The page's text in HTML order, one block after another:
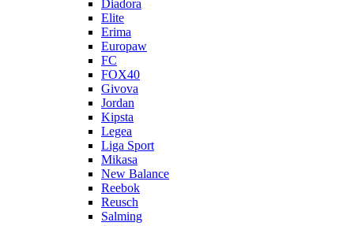
Diadora
Elite
Erima
Europaw
FC
FOX40
Givova
Jordan
Kipsta
Legea
Liga Sport
Mikasa
New Balance
Reebok
Reusch
Salming